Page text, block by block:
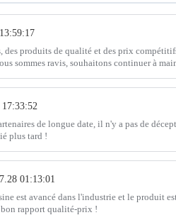
des produits de qualité et des prix
sommes ravis, souhaitons continuer à
de longue date, il n'y a pas de
plus tard !
01:13:01
est avancé dans l'industrie et le produit
bon rapport qualité-prix !